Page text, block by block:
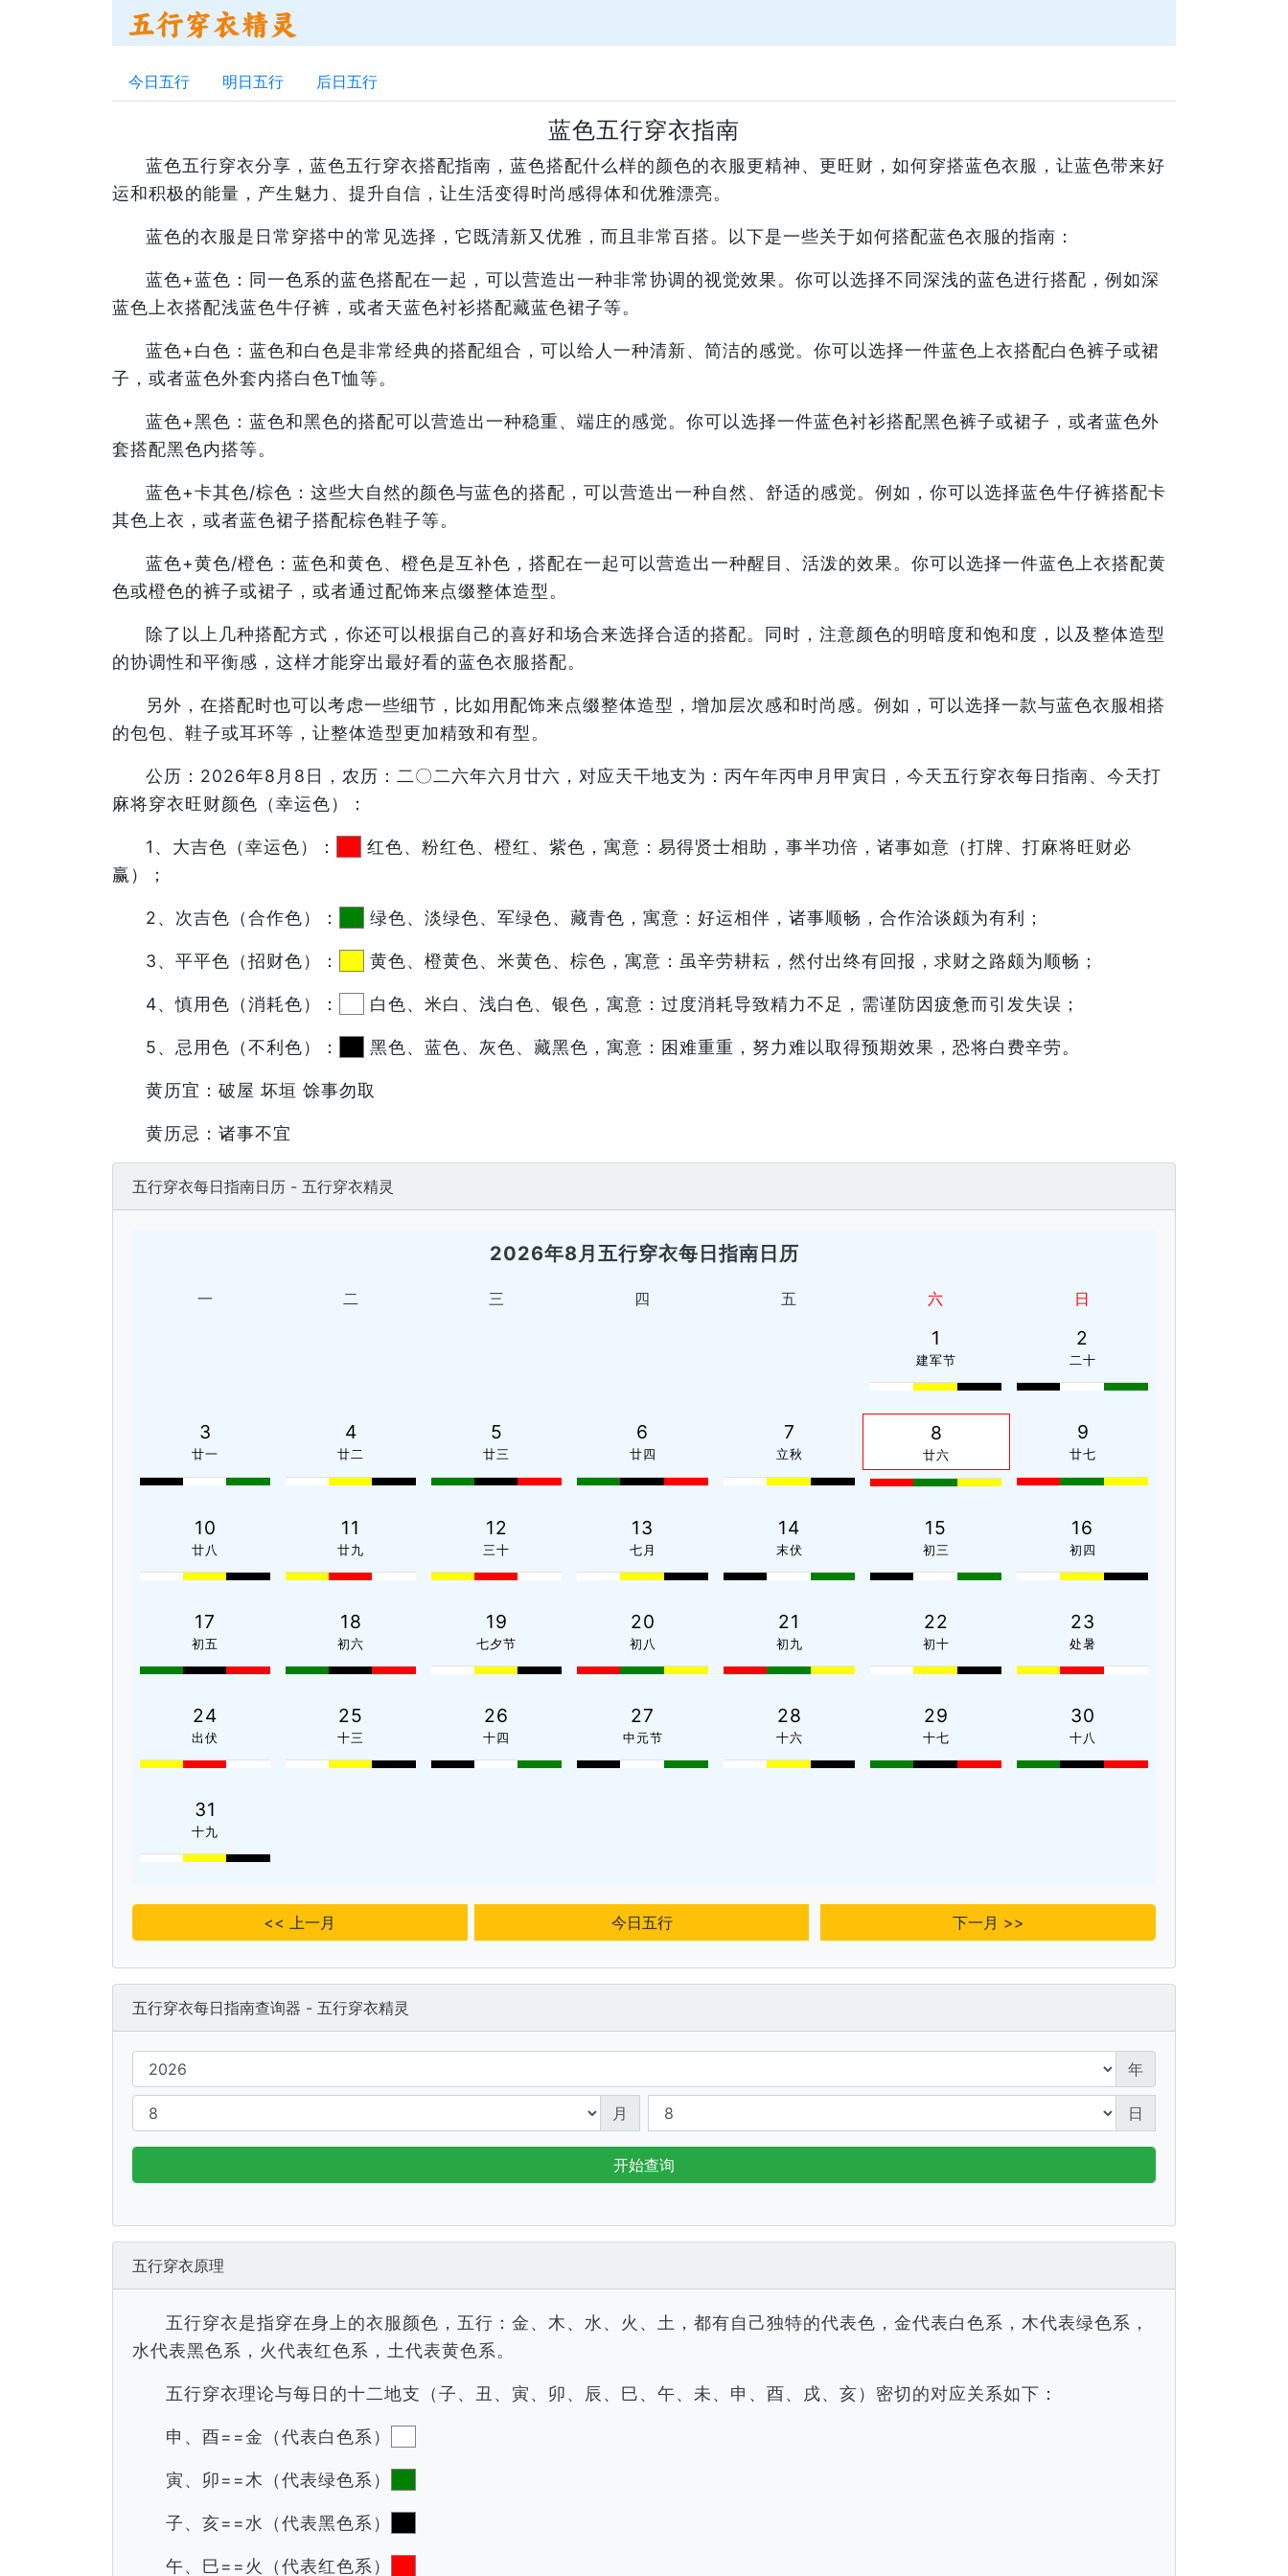
今日五行 明日五行 后日五行
蓝色五行穿衣指南
蓝色五行穿衣分享，蓝色五行穿衣搭配指南，蓝色搭配什么样的颜色的衣服更精神、更旺财，如何穿搭蓝色衣服，让蓝色带来好
运和积极的能量，产生魅力、提升自信，让生活变得时尚感得体和优雅漂亮。
蓝色的衣服是日常穿搭中的常见选择，它既清新又优雅，而且非常百搭。以下是一些关于如何搭配蓝色衣服的指南：
蓝色+蓝色：同一色系的蓝色搭配在一起，可以营造出一种非常协调的视觉效果。你可以选择不同深浅的蓝色进行搭配，例如深
蓝色上衣搭配浅蓝色牛仔裤，或者天蓝色衬衫搭配藏蓝色裙子等。
蓝色+白色：蓝色和白色是非常经典的搭配组合，可以给人一种清新、简洁的感觉。你可以选择一件蓝色上衣搭配白色裤子或裙
子，或者蓝色外套内搭白色T恤等。
蓝色+黑色：蓝色和黑色的搭配可以营造出一种稳重、端庄的感觉。你可以选择一件蓝色衬衫搭配黑色裤子或裙子，或者蓝色外
套搭配黑色内搭等。
蓝色+卡其色/棕色：这些大自然的颜色与蓝色的搭配，可以营造出一种自然、舒适的感觉。例如，你可以选择蓝色牛仔裤搭配卡
其色上衣，或者蓝色裙子搭配棕色鞋子等。
蓝色+黄色/橙色：蓝色和黄色、橙色是互补色，搭配在一起可以营造出一种醒目、活泼的效果。你可以选择一件蓝色上衣搭配黄
色或橙色的裤子或裙子，或者通过配饰来点缀整体造型。
除了以上几种搭配方式，你还可以根据自己的喜好和场合来选择合适的搭配。同时，注意颜色的明暗度和饱和度，以及整体造型
的协调性和平衡感，这样才能穿出最好看的蓝色衣服搭配。
另外，在搭配时也可以考虑一些细节，比如用配饰来点缀整体造型，增加层次感和时尚感。例如，可以选择一款与蓝色衣服相搭
的包包、鞋子或耳环等，让整体造型更加精致和有型。
公历：2026年8月8日，农历：二〇二六年六月廿六，对应天干地支为：丙午年丙申月甲寅日，今天五行穿衣每日指南、今天打
麻将穿衣旺财颜色（幸运色）：
1、大吉色（幸运色）：
红色、粉红色、橙红、紫色，寓意：易得贤士相助，事半功倍，诸事如意（打牌、打麻将旺财必
赢）；
2、次吉色（合作色）： 绿色、淡绿色、军绿色、藏青色，寓意：好运相伴，诸事顺畅，合作洽谈颇为有利；
3、平平色（招财色）： 黄色、橙黄色、米黄色、棕色，寓意：虽辛劳耕耘，然付出终有回报，求财之路颇为顺畅；
4、慎用色（消耗色）： 白色、米白、浅白色、银色，寓意：过度消耗导致精力不足，需谨防因疲惫而引发失误；
5、忌用色（不利色）： 黑色、蓝色、灰色、藏黑色，寓意：困难重重，努力难以取得预期效果，恐将白费辛劳。
黄历宜：破屋 坏垣 馀事勿取
黄历忌：诸事不宜
五行穿衣每日指南日历 - 五行穿衣精灵
2026年8月五行穿衣每日指南日历
一 二 三 四 五 六 日
1
建军节
2
二十
3
廿一
4
廿二
5
廿三
6
廿四
7
立秋
8
廿六
9
廿七
10
廿八
11
廿九
12
三十
13
七月
14
末伏
15
初三
16
初四
17
初五
18
初六
19
七夕节
20
初八
21
初九
22
初十
23
处暑
24
出伏
25
十三
26
十四
27
中元节
28
十六
29
十七
30
十八
31
十九
<< 上一月 今日五行 下一月 >>
五行穿衣每日指南查询器 - 五行穿衣精灵
年
月 日
开始查询
五行穿衣原理
五行穿衣是指穿在身上的衣服颜色，五行：金、木、水、火、土，都有自己独特的代表色，金代表白色系，木代表绿色系，
水代表黑色系，火代表红色系，土代表黄色系。
五行穿衣理论与每日的十二地支（子、丑、寅、卯、辰、巳、午、未、申、酉、戌、亥）密切的对应关系如下：
申、酉==金（代表白色系）
寅、卯==木（代表绿色系）
子、亥==水（代表黑色系）
午、巳==火（代表红色系）